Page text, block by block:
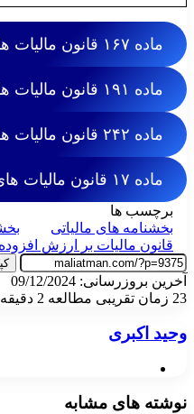
ماده ۱۶۷ قانون مالیات های مستقیم
ماده ۱۹۱ قانون مالیات های مستقیم
ماده ۲۴۲ قانون مالیات های مستقیم
ماده ۱۷ قانون مالیات های مستقیم
برچسب ها
بخشنامه های مالیاتی
قانون مالیات بر ارزش افزوده
آخرین بروزرسانی: 09/12/2024
23 زمان تقریبی مطالعه 2 دقیقه
وحید اکبری
نوشته های مشابه